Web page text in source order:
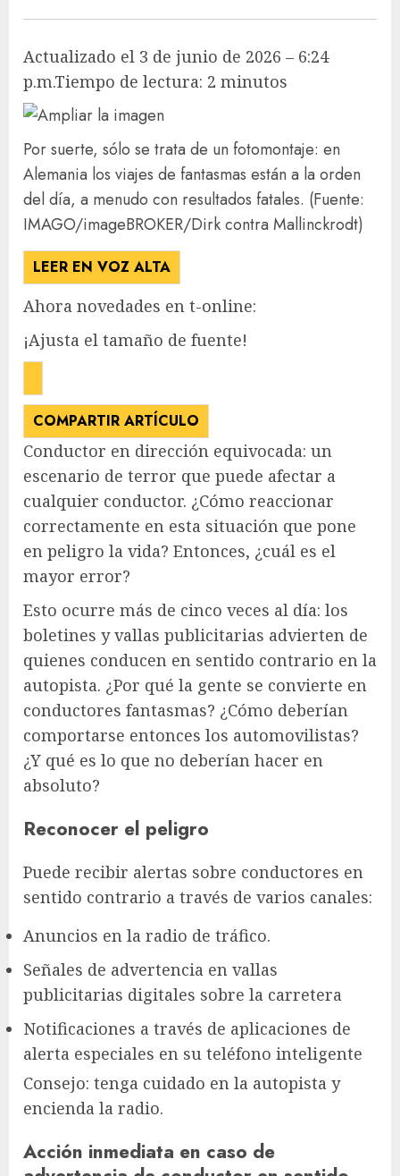
Actualizado el 3 de junio de 2026 – 6:24
p.m.Tiempo de lectura: 2 minutos
Por suerte, sólo se trata de un fotomontaje: en
Alemania los viajes de fantasmas están a la orden
del día, a menudo con resultados fatales. (Fuente:
IMAGO/imageBROKER/Dirk contra Mallinckrodt)
LEER EN VOZ ALTA
Ahora novedades en t-online:
¡Ajusta el tamaño de fuente!
COMPARTIR ARTÍCULO
Conductor en dirección equivocada: un
escenario de terror que puede afectar a
cualquier conductor. ¿Cómo reaccionar
correctamente en esta situación que pone
en peligro la vida? Entonces, ¿cuál es el
mayor error?
Esto ocurre más de cinco veces al día: los
boletines y vallas publicitarias advierten de
quienes conducen en sentido contrario en la
autopista. ¿Por qué la gente se convierte en
conductores fantasmas? ¿Cómo deberían
comportarse entonces los automovilistas?
¿Y qué es lo que no deberían hacer en
absoluto?
Reconocer el peligro
Puede recibir alertas sobre conductores en
sentido contrario a través de varios canales:
Anuncios en la radio de tráfico.
Señales de advertencia en vallas
publicitarias digitales sobre la carretera
Notificaciones a través de aplicaciones de
alerta especiales en su teléfono inteligente
Consejo: tenga cuidado en la autopista y
encienda la radio.
Acción inmediata en caso de